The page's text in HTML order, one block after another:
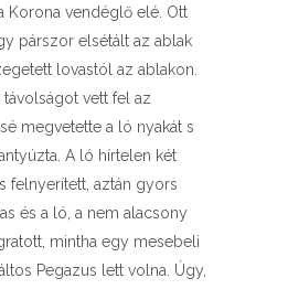
Korona vendéglő elé. Ott
párszor elsétált az ablak
lovastól az ablakon.
vett fel az
megvetette a ló nyakát s
A ló hírtelen két
felnyerített, aztán gyors
és a ló, a nem alacsony
mintha egy mesebeli
Pegazus lett volna. Úgy,